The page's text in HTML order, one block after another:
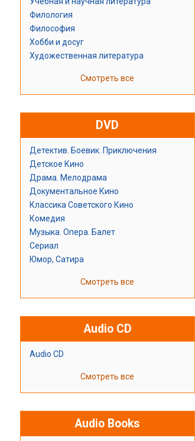
Филология
Философия
Хобби и досуг
Художественная литература
Смотреть все
DVD
Детектив. Боевик. Приключения
Детское Кино
Драма. Мелодрама
Документальное Кино
Классика Советского Кино
Комедия
Музыка. Опера. Балет
Сериал
Юмор, Сатира
Смотреть все
Audio CD
Audio CD
Смотреть все
Audio Books